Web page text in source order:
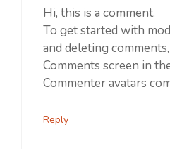
Hi, this is a comment.
To get started with
and deleting
Comments screen in
Commenter avatars
Reply